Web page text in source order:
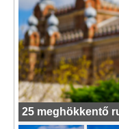
25 meghökkentő